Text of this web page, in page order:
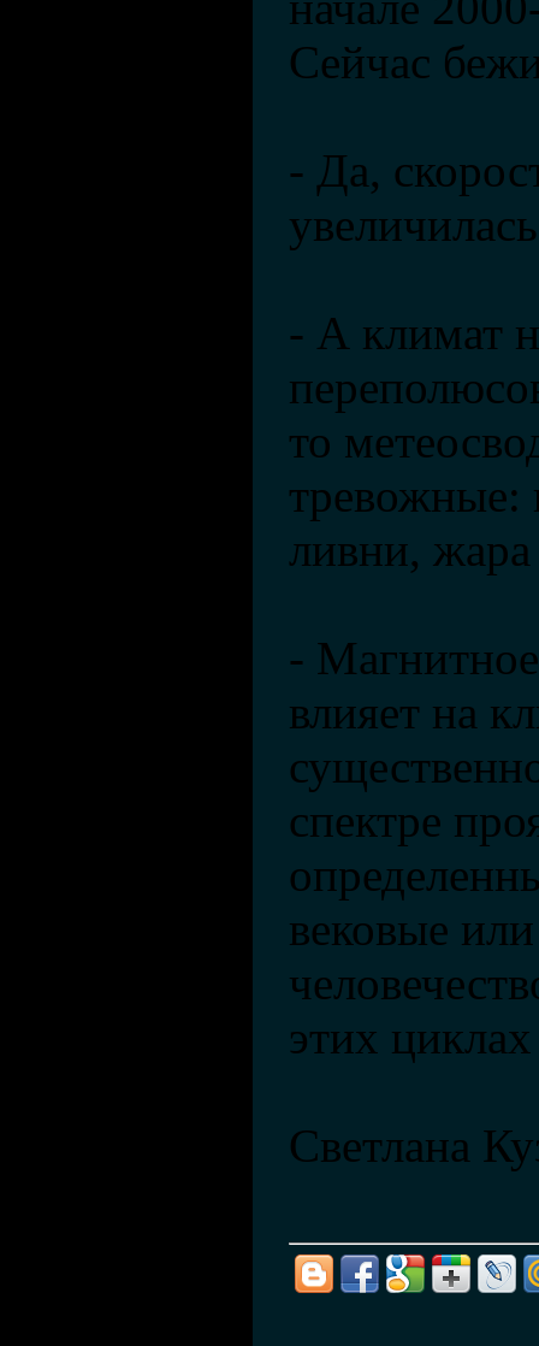
Сейчас
- Да,
- А климат
то
тревожные:
ливни, жара
-
влияет на
спектре
вековые
этих
Светлана